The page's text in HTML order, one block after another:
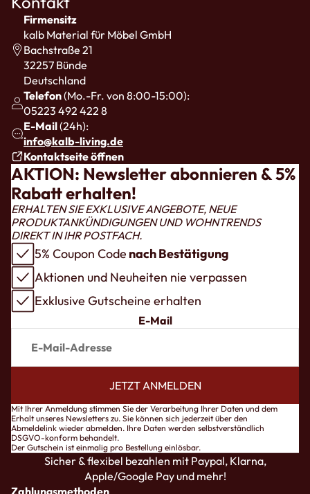
Firmensitz
kalb Material für Möbel GmbH
Bachstraße 21
32257 Bünde
Deutschland
Telefon(Mo.-Fr. von 8:00-15:00):
05223 492 422 8
E-Mail(24h):
info@kalb-living.de
Kontaktseite öffnen
AKTION: Newsletter abonnieren & 5%
Rabatt erhalten!
ERHALTEN SIE EXKLUSIVE ANGEBOTE, NEUE
PRODUKTANKÜNDIGUNGEN UND WOHNTRENDS
DIREKT IN IHR POSTFACH.
5% Coupon Code nach Bestätigung
Aktionen und Neuheiten nie verpassen
Exklusive Gutscheine erhalten
E-Mail
JETZT ANMELDEN
Mit Ihrer Anmeldung stimmen Sie der Verarbeitung Ihrer Daten und dem
Erhalt unseres Newsletters zu. Sie können sich jederzeit über den
Abmeldelink wieder abmelden. Ihre Daten werden selbstverständlich
DSGVO-konform behandelt.
Der Gutschein ist einmalig pro Bestellung einlösbar.
Sicher & flexibel bezahlen mit Paypal, Klarna,
Apple/Google Pay und mehr!